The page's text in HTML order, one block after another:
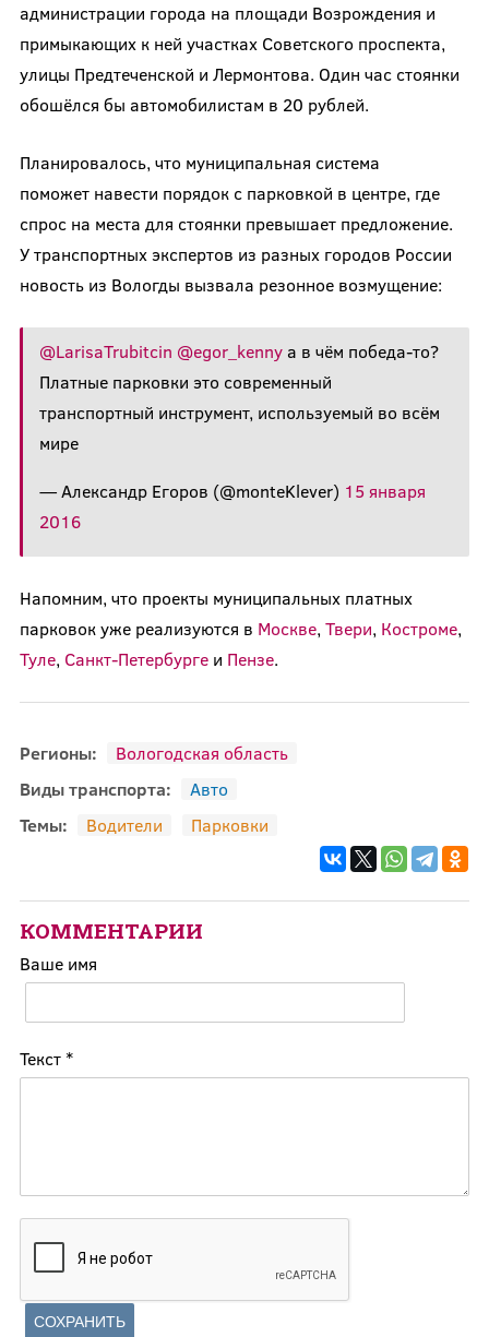
администрации города на площади Возрождения и
примыкающих к ней участках Советского проспекта,
улицы Предтеченской и Лермонтова. Один час стоянки
обошёлся бы автомобилистам в 20 рублей.
Планировалось, что муниципальная система
поможет навести порядок с парковкой в центре, где
спрос на места для стоянки превышает предложение.
У транспортных экспертов из разных городов России
новость из Вологды вызвала резонное возмущение:
@LarisaTrubitcin @egor_kennyа в чём победа-то?
Платные парковки это современный
транспортный инструмент, используемый во всём
мире
— Александр Егоров (@monteKlever) 15 января
2016
Напомним, что проекты муниципальных платных
парковок уже реализуются в Москве, Твери, Костроме,
Туле, Санкт-Петербургеи Пензе.
Регионы:
Вологодская область
Виды транспорта:
Авто
Темы:
Водители Парковки
КОММЕНТАРИИ
Ваше имя
Текст *